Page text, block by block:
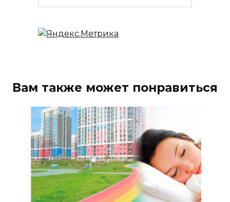
Вам также может понравиться